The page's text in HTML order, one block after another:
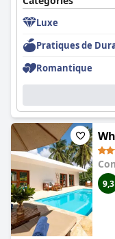
Luxe
Pratiques de
Romantique
9,3